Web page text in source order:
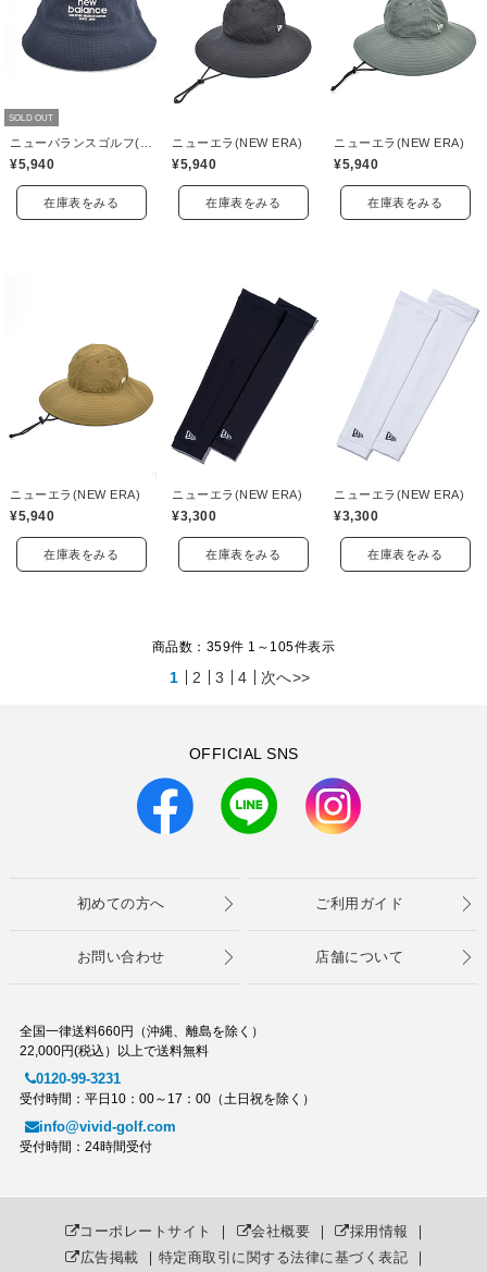
SOLD OUT
¥5,940
在庫表をみる
ニューエラ(NEW ERA)
¥5,940
在庫表をみる
ニューエラ(NEW ERA)
¥5,940
在庫表をみる
ニューエラ(NEW ERA)
¥5,940
在庫表をみる
ニューエラ(NEW ERA)
¥3,300
在庫表をみる
ニューエラ(NEW ERA)
¥3,300
在庫表をみる
商品数：359件 1～ 105件表示
1 2 3 4 次へ>>
OFFICIAL SNS
初めての方へ ご利用ガイド
お問い合わせ 店舗について
全国一律送料660円（沖縄、離島を除く）
22,000円(税込）以上で送料無料
0120-99-3231
受付時間：平日10：00～17：00（土日祝を除く）
info@vivid-golf.com
受付時間：24時間受付
コーポレートサイト ｜ 会社概要 ｜ 採用情報 ｜
広告掲載 ｜ 特定商取引に関する法律に基づく表記 ｜